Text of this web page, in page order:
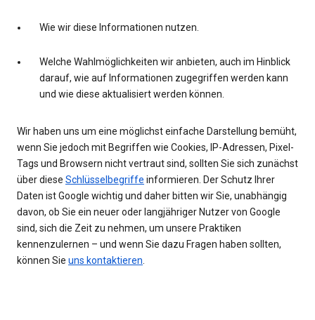
Wie wir diese Informationen nutzen.
Welche Wahlmöglichkeiten wir anbieten, auch im Hinblick
darauf, wie auf Informationen zugegriffen werden kann
und wie diese aktualisiert werden können.
Wir haben uns um eine möglichst einfache Darstellung bemüht,
wenn Sie jedoch mit Begriffen wie Cookies, IP-Adressen, Pixel-
Tags und Browsern nicht vertraut sind, sollten Sie sich zunächst
über diese Schlüsselbegriffe informieren. Der Schutz Ihrer
Daten ist Google wichtig und daher bitten wir Sie, unabhängig
davon, ob Sie ein neuer oder langjähriger Nutzer von Google
sind, sich die Zeit zu nehmen, um unsere Praktiken
kennenzulernen – und wenn Sie dazu Fragen haben sollten,
können Sie uns kontaktieren.